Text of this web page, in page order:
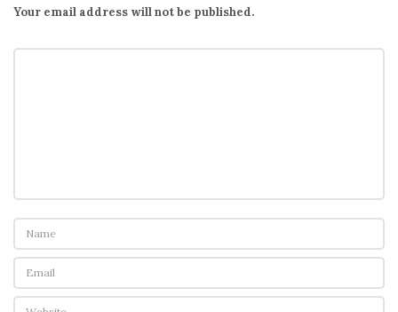
Your email address will not be published.